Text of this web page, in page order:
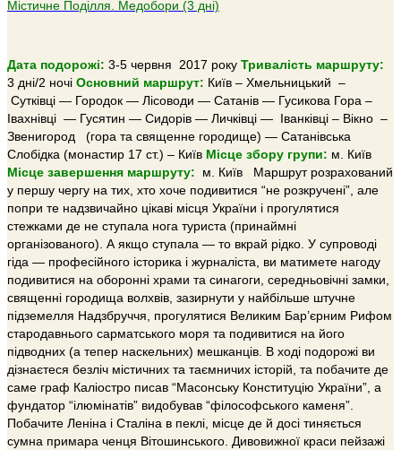
Містичне Поділля. Медобори (3 дні)
Дата подорожі: 3-5 червня 2017 року Тривалість маршруту:
3 дні/2 ночі Основний маршрут: Київ – Хмельницький –
Сутківці — Городок — Лісоводи — Сатанів — Гусикова Гора –
Івахнівці — Гусятин — Сидорів — Личківці — Iванківці – Вікно –
Звенигород (гора та священне городище) — Сатанівська
Слобідка (монастир 17 ст.) – Київ Місце збору групи: м. Київ
Місце завершення маршруту:
м. Київ Маршрут розрахований
у першу чергу на тих, хто хоче подивитися “не розкручені”, але
попри те надзвичайно цікаві місця України і прогулятися
стежками де не ступала нога туриста (принаймні
організованого). А якщо ступала — то вкрай рідко. У супроводі
гіда — професійного історика і журналіста, ви матимете нагоду
подивитися на оборонні храми та синагоги, середньовічні замки,
священні городища волхвів, зазирнути у найбільше штучне
підземелля Надзбруччя, прогулятися Великим Бар’єрним Рифом
стародавнього сарматського моря та подивитися на його
підводних (а тепер наскельних) мешканців. В ході подорожі ви
дізнаєтеся безліч містичних та таємничих історій, та побачите де
саме граф Каліостро писав “Масонську Конституцію України”, а
фундатор “ілюмінатів” видобував “філософського каменя”.
Побачите Леніна і Сталіна в пеклі, місце де й досі тиняється
сумна примара ченця Вітошинського. Дивовижної краси пейзажі